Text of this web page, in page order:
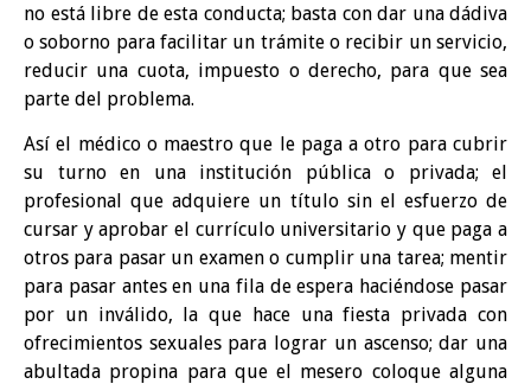
no está libre de esta conducta; basta con dar una dádiva
o soborno para facilitar un trámite o recibir un servicio,
reducir una cuota, impuesto o derecho, para que sea
parte del problema.
Así el médico o maestro que le paga a otro para cubrir
su turno en una institución pública o privada; el
profesional que adquiere un título sin el esfuerzo de
cursar y aprobar el currículo universitario y que paga a
otros para pasar un examen o cumplir una tarea; mentir
para pasar antes en una fila de espera haciéndose pasar
por un inválido, la que hace una fiesta privada con
ofrecimientos sexuales para lograr un ascenso; dar una
abultada propina para que el mesero coloque alguna